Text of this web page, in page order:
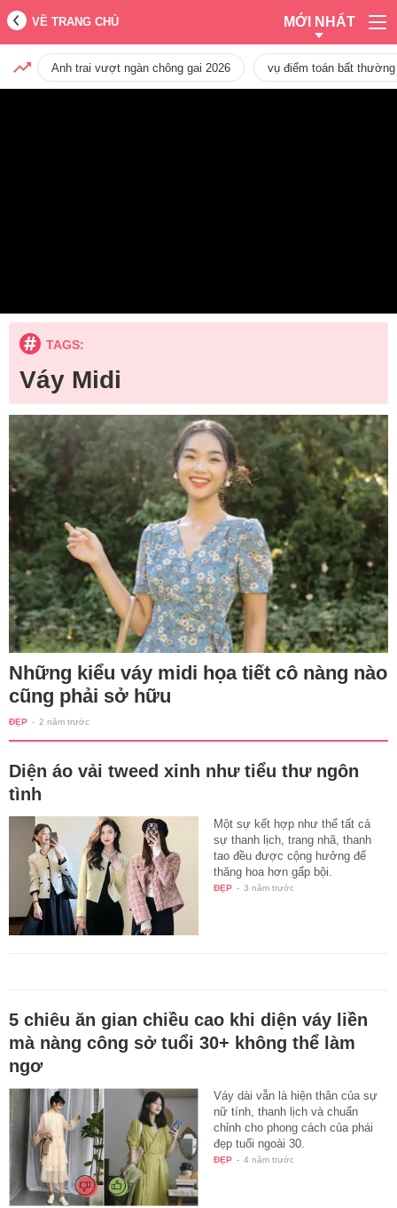
VỀ TRANG CHỦ MỚI NHẤT
Anh trai vượt ngàn chông gai 2026 vụ điểm toán bất
TAGS:
Váy Midi
Những kiểu váy midi họa tiết cô nàng nào
cũng phải sở hữu
ĐẸP - 2 năm trước
Diện áo vải tweed xinh như tiểu thư ngôn
tình
Một sự kết hợp như thể tất cả
sự thanh lịch, trang nhã, thanh
tao đều được cộng hưởng để
thăng hoa hơn gấp bội.
ĐẸP - 3 năm trước
5 chiêu ăn gian chiều cao khi diện váy liền
mà nàng công sở tuổi 30+ không thể làm
ngơ
Váy dài vẫn là hiện thân của sự
nữ tính, thanh lịch và chuẩn
chỉnh cho phong cách của phái
đẹp tuổi ngoài 30.
ĐẸP - 4 năm trước